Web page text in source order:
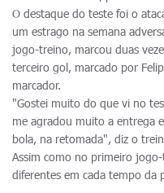
O destaque do teste foi o
um estrago na semana
jogo-treino, marcou duas
terceiro gol, marcado por
marcador.
"Gostei muito do que vi no
me agradou muito a entrega
bola, na retomada", diz o
Assim como no primeiro
diferentes em cada tempo da